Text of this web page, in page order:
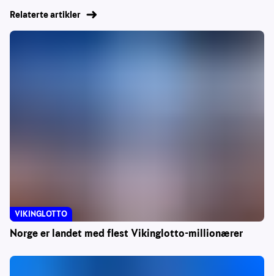
Relaterte artikler
Norge er landet med flest Vikinglotto-millionærer
VIKINGLOTTO